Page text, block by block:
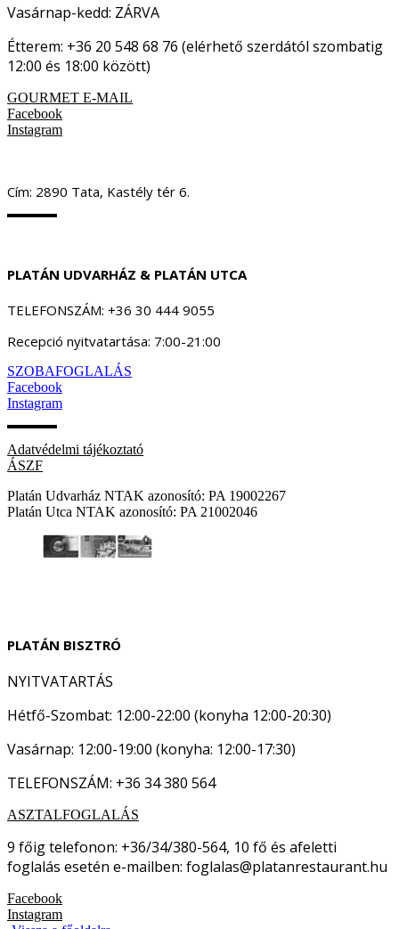
Vasárnap-kedd: ZÁRVA
Étterem: +36 20 548 68 76 (elérhető szerdától szombatig
12:00 és 18:00 között)
GOURMET E-MAIL
Facebook
Instagram
Cím: 2890 Tata, Kastély tér 6.
PLATÁN UDVARHÁZ & PLATÁN UTCA
TELEFONSZÁM: +36 30 444 9055
Recepció nyitvatartása: 7:00-21:00
SZOBAFOGLALÁS
Facebook
Instagram
Adatvédelmi tájékoztató
ÁSZF
Platán Udvarház NTAK azonosító: PA 19002267
Platán Utca NTAK azonosító: PA 21002046
PLATÁN BISZTRÓ
NYITVATARTÁS
Hétfő-Szombat: 12:00-22:00 (konyha 12:00-20:30)
Vasárnap: 12:00-19:00 (konyha: 12:00-17:30)
TELEFONSZÁM: +36 34 380 564
ASZTALFOGLALÁS
9 főig telefonon: +36/34/380-564, 10 fő és afeletti
foglalás esetén e-mailben: foglalas@platanrestaurant.hu
Facebook
Instagram